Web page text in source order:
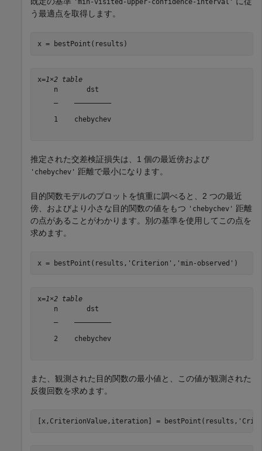
'min-visited-upper-confidence-interval'
う最適点を取得します。
x = bestPoint(results)
x=1×2 table
    n       dst
    1    chebychev
推定された交差検証損失は、1 個の最近傍および
'chebychev' 距離で最小になります。
目的関数モデルのプロットを慎重に調べると、2 つの最近
傍、およびより小さな目的関数の値をもつ 'chebychev' 距離
の点があることがわかります。別の基準を使用してこの点を
求めます。
x = bestPoint(results, 'Criterion' , 'min-observed' )
x=1×2 table
    n       dst
    2    chebychev
また、観測された目的関数の最小値と、この値が観測された
反復回数を求めます。
[x,CriterionValue,iteration] = bestPoint(results,